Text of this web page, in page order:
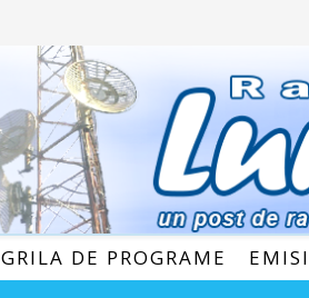
GRILA DE PROGRAME